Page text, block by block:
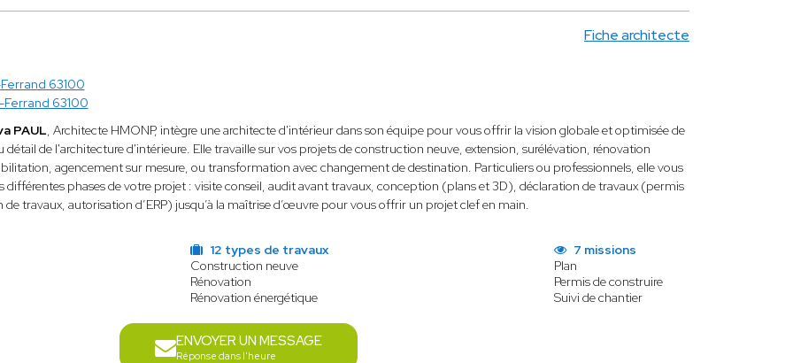
Fiche architecte
63100
63100
PAUL, Architecte HMONP, intègre une architecte d'intérieur dans son équipe pour vous offrir la vision globale et optimisée de
détail de l'architecture d'intérieure. Elle travaille sur vos projets de construction neuve, extension, surélévation, rénovation
agencement sur mesure, ou transformation avec changement de destination. Particuliers ou professionnels, elle vous
différentes phases de votre projet : visite conseil, audit avant travaux, conception (plans et 3D), déclaration de travaux (permis
travaux, autorisation d’ERP) jusqu’à la maîtrise d’œuvre pour vous offrir un projet clef en main.
12 types de travaux
Construction neuve
Rénovation
Rénovation énergétique
7 missions
Plan
Permis de construire
Suivi de chantier
ENVOYER UN MESSAGE
Réponse dans l'heure